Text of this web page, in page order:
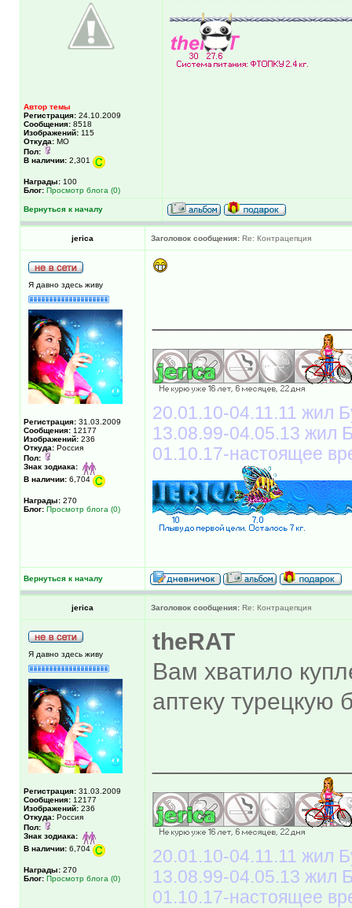
Автор темы
Регистрация: 24.10.2009
Сообщения: 8518
Изображений: 115
Откуда: МО
Пол:
В наличии: 2,301
Награды: 100
Блог: Просмотр блога (0)
Вернуться к началу
jerica Заголовок сообщения: Re: Контрацепция
Я давно здесь живу
Регистрация: 31.03.2009
Сообщения: 12177
Изображений: 236
Откуда: Россия
Пол:
Знак зодиака:
В наличии: 6,704
Награды: 270
Блог: Просмотр блога (0)
20.01.10-04.11.11 жил
13.08.99-04.05.13 жил
01.10.17-настоящее
Вернуться к началу
jerica Заголовок сообщения: Re: Контрацепция
Я давно здесь живу
Регистрация: 31.03.2009
Сообщения: 12177
Изображений: 236
Откуда: Россия
Пол:
Знак зодиака:
В наличии: 6,704
Награды: 270
Блог: Просмотр блога (0)
theRAT
Вам хватило
аптеку турецкую
20.01.10-04.11.11 жил
13.08.99-04.05.13 жил
01.10.17-настоящее